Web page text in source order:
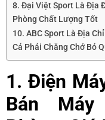
8. Đại Việt Sport Là Địa
Phòng Chất Lượng Tốt
10. ABC Sport Là Địa
Cả Phải Chăng Chớ Bỏ
1. Điện
Bán